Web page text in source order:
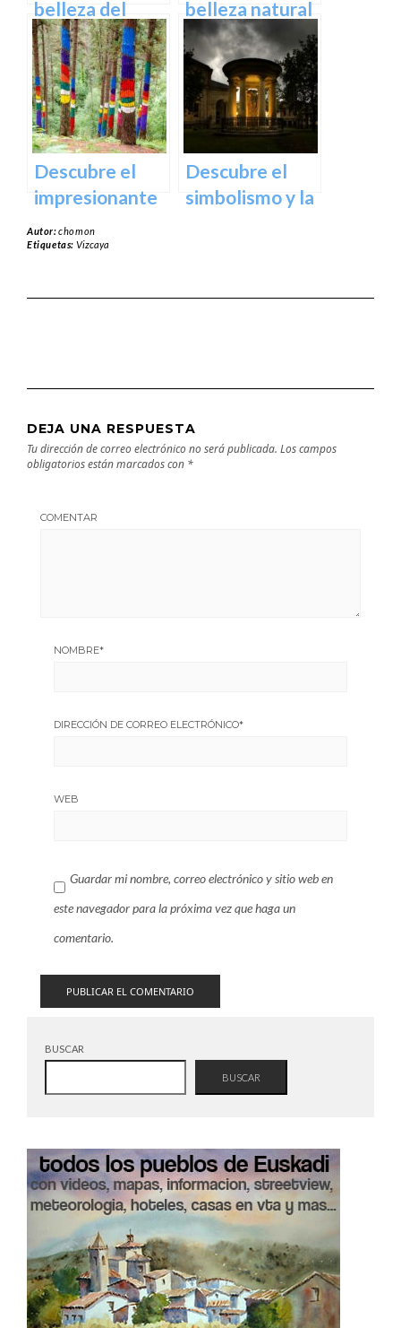
belleza del
Santuario de
Arantzazu en
Guipuzcoa –
Guía turística y
cultural
belleza natural
del Parque
Natural de
Aralar en tu
próxima
escapada
Descubre el
impresionante
arte natural del
Bosque de Oma
Descubre el
simbolismo y la
Vizcaya
Autor:chomon
Etiquetas: Vizcaya
DEJA UNA RESPUESTA
Tu dirección de correo electrónico no será publicada. Los campos
obligatorios están marcados con *
COMENTAR
NOMBRE*
DIRECCIÓN DE CORREO ELECTRÓNICO*
WEB
Guardar mi nombre, correo electrónico y sitio web en
este navegador para la próxima vez que haga un
comentario.
BUSCAR
BUSCAR